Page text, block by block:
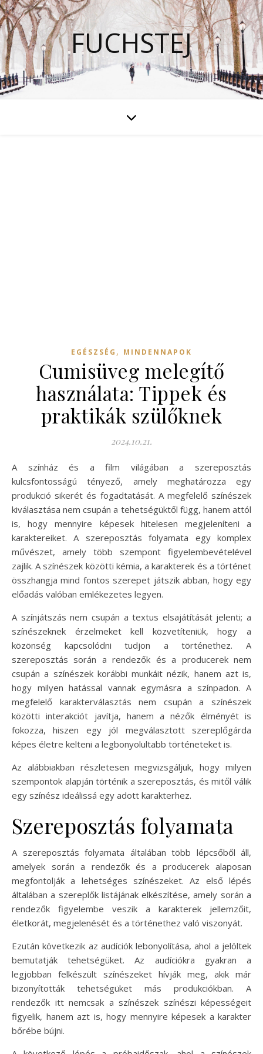
FUCHSTEJ
EGÉSZSÉG , MINDENNAPOK
Cumisüveg melegítő
használata: Tippek és
praktikák szülőknek
2024.10.21.
A színház és a film világában a szereposztás
kulcsfontosságú tényező, amely meghatározza egy
produkció sikerét és fogadtatását. A megfelelő színészek
kiválasztása nem csupán a tehetségüktől függ, hanem attól
is, hogy mennyire képesek hitelesen megjeleníteni a
karaktereiket. A szereposztás folyamata egy komplex
művészet, amely több szempont figyelembevételével
zajlik. A színészek közötti kémia, a karakterek és a történet
összhangja mind fontos szerepet játszik abban, hogy egy
előadás valóban emlékezetes legyen.
A színjátszás nem csupán a textus elsajátítását jelenti; a
színészeknek érzelmeket kell közvetíteniük, hogy a
közönség kapcsolódni tudjon a történethez. A
szereposztás során a rendezők és a producerek nem
csupán a színészek korábbi munkáit nézik, hanem azt is,
hogy milyen hatással vannak egymásra a színpadon. A
megfelelő karakterválasztás nem csupán a színészek
közötti interakciót javítja, hanem a nézők élményét is
fokozza, hiszen egy jól megválasztott szereplőgárda
képes életre kelteni a legbonyolultabb történeteket is.
Az alábbiakban részletesen megvizsgáljuk, hogy milyen
szempontok alapján történik a szereposztás, és mitől válik
egy színész ideálissá egy adott karakterhez.
Szereposztás folyamata
A szereposztás folyamata általában több lépcsőből áll,
amelyek során a rendezők és a producerek alaposan
megfontolják a lehetséges színészeket. Az első lépés
általában a szereplők listájának elkészítése, amely során a
rendezők figyelembe veszik a karakterek jellemzőit,
életkorát, megjelenését és a történethez való viszonyát.
Ezután következik az audíciók lebonyolítása, ahol a jelöltek
bemutatják tehetségüket. Az audíciókra gyakran a
legjobban felkészült színészeket hívják meg, akik már
bizonyították tehetségüket más produkciókban. A
rendezők itt nemcsak a színészek színészi képességeit
figyelik, hanem azt is, hogy mennyire képesek a karakter
bőrébe bújni.